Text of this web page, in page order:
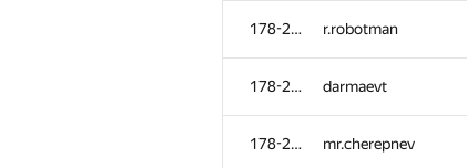
178-265 r.robotman
178-265 darmaevt
178-265 mr.cherepnev
Worrachate Bosri
baranov.andrii
sergiusnick